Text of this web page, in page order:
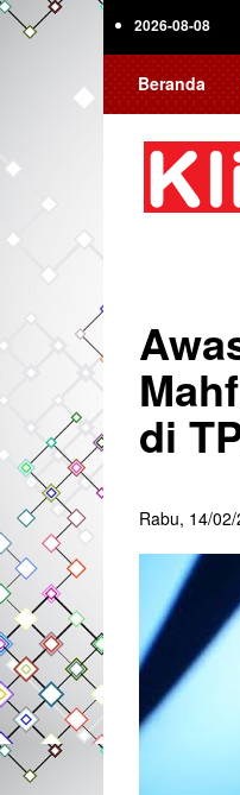
Skip
2026-08-08
Beranda
di
Rabu, 14/